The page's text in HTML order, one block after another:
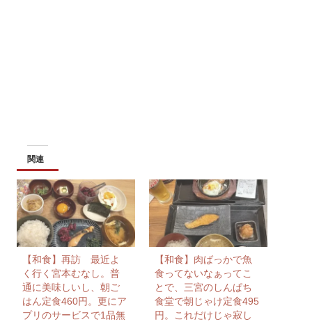
関連
【和食】再訪 最近よ
く行く宮本むなし。普
通に美味しいし、朝ご
はん定食460円。更にア
プリのサービスで1品無
【和食】肉ばっかで魚
食ってないなぁってこ
とで、三宮のしんぱち
食堂で朝じゃけ定食495
円。これだけじゃ寂し